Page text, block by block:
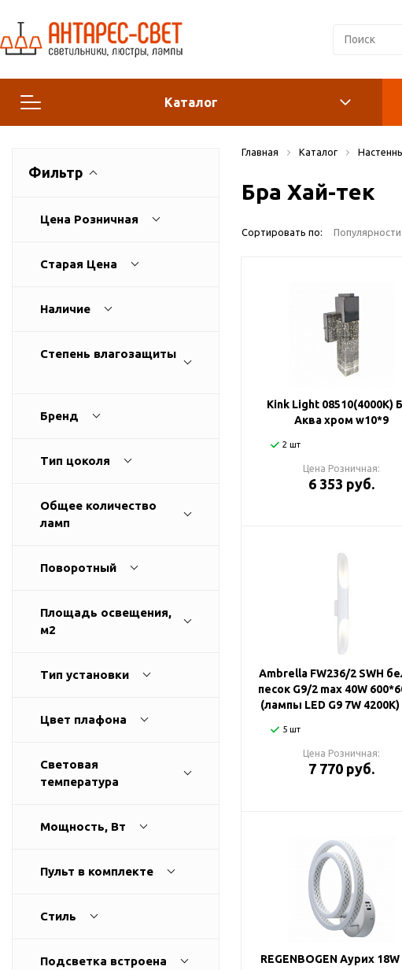
Каталог
Конструктор
Бра
Споты
Электрика
Гирлянды
Комплектующие
Фильтр
Цена Розничная
Старая Цена
Наличие
Степень влагозащиты
Бренд
Тип цоколя
Общее количество
ламп
Поворотный
Площадь освещения,
м2
Тип установки
Цвет плафона
Световая
температура
Мощность, Вт
Пульт в комплекте
Стиль
Подсветка встроена
Главная Каталог
Бра Хай-тек
Сортировать по: Популярности
Kink Light 08510(4000K)
Аква хром w10*9
2 шт
Цена Розничная:
6 353 руб.
Ambrella FW236/2 SWH
песок G9/2 max 40W
(лампы LED G9 7W
5 шт
Цена Розничная:
7 770 руб.
REGENBOGEN Аурих 18W